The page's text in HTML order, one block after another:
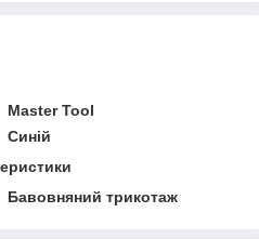
Master Tool
Синій
Бавовняний трикотаж